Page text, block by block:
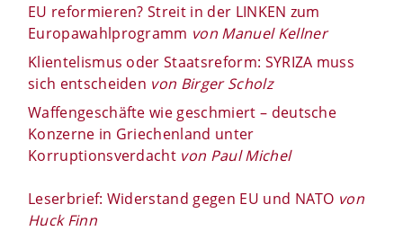
EU reformieren? Streit in der LINKEN zum
Europawahlprogramm von Manuel Kellner
Klientelismus oder Staatsreform: SYRIZA muss
sich entscheiden von Birger Scholz
Waffengeschäfte wie geschmiert – deutsche
Konzerne in Griechenland unter
Korruptionsverdacht von Paul Michel
Leserbrief: Widerstand gegen EU und NATO von
Huck Finn